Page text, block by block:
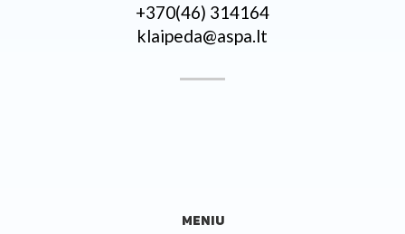
+370­(46) 314164
klaipeda@aspa.lt
MENIU